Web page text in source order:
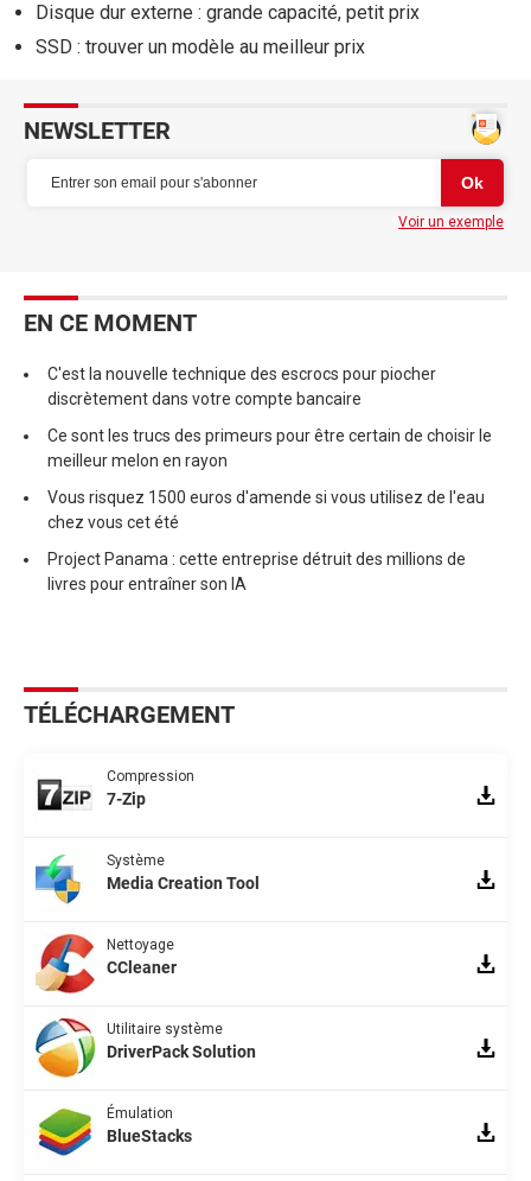
Disque dur externe : grande capacité, petit prix
SSD : trouver un modèle au meilleur prix
NEWSLETTER
Voir un exemple
EN CE MOMENT
C'est la nouvelle technique des escrocs pour piocher
discrètement dans votre compte bancaire
Ce sont les trucs des primeurs pour être certain de choisir le
meilleur melon en rayon
Vous risquez 1500 euros d'amende si vous utilisez de l'eau
chez vous cet été
Project Panama : cette entreprise détruit des millions de
livres pour entraîner son IA
TÉLÉCHARGEMENT
Compression
7-Zip
Système
Media Creation Tool
Nettoyage
CCleaner
Utilitaire système
DriverPack Solution
Émulation
BlueStacks